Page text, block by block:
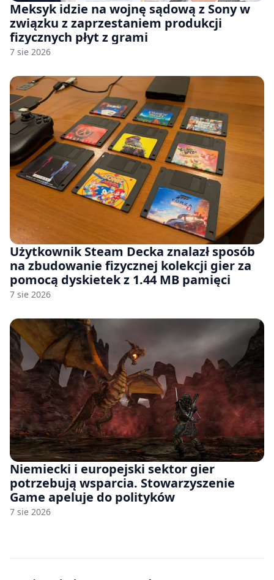
Meksyk idzie na wojnę sądową z Sony w
związku z zaprzestaniem produkcji
fizycznych płyt z grami
7 sie 2026
Użytkownik Steam Decka znalazł sposób
na zbudowanie fizycznej kolekcji gier za
pomocą dyskietek z 1.44 MB pamięci
7 sie 2026
Niemiecki i europejski sektor gier
potrzebują wsparcia. Stowarzyszenie
Game apeluje do polityków
7 sie 2026